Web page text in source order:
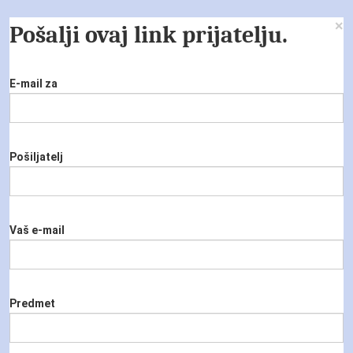
Pošalji ovaj link prijatelju. ×
E-mail za
Pošiljatelj
Vaš e-mail
Predmet